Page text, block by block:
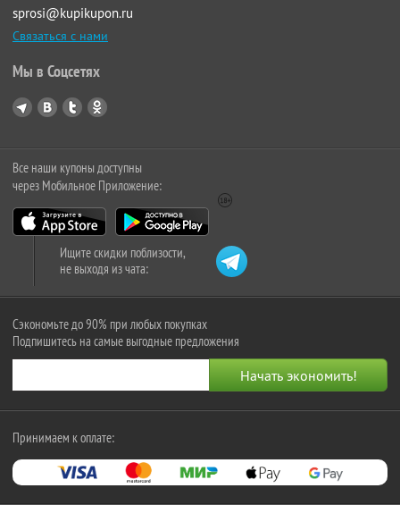
sprosi@kupikupon.ru
Связаться с нами
Мы в Соцсетях
Все наши купоны доступны
через Мобильное Приложение:
Ищите скидки поблизости,
не выходя из чата:
Сэкономьте до 90% при любых покупках
Подпишитесь на самые выгодные предложения
Принимаем к оплате: